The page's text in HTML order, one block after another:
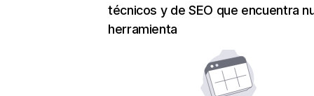
técnicos y de SEO que encuentra
herramienta